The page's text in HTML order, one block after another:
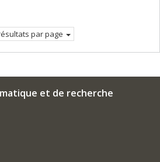
par page
et de recherche